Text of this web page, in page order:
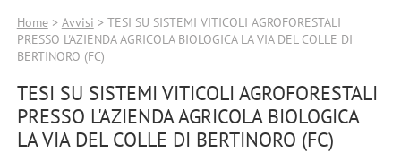
Home> Avvisi > TESI SU SISTEMI VITICOLI AGROFORESTALI
PRESSO L'AZIENDA AGRICOLA BIOLOGICA LA VIA DEL COLLE DI
BERTINORO (FC)
TESI SU SISTEMI VITICOLI AGROFORESTALI
PRESSO L'AZIENDA AGRICOLA BIOLOGICA
LA VIA DEL COLLE DI BERTINORO (FC)